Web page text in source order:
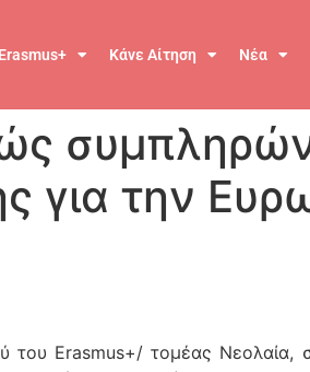
Erasmus+ Κάνε Αίτηση Νέα
για την
του Erasmus+/ τομέας Νεολαία,